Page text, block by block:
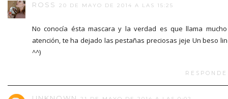
ROSS 20 DE MAYO DE 2014 A LAS 15:25
No conocía ésta mascara y la verdad es que llama
atención, te ha dejado las pestañas preciosas jeje Un beso
^^)